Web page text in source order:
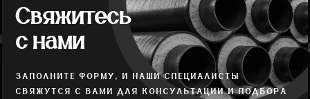
Свяжитесь
с нами
ЗАПОЛНИТЕ ФОРМУ, И НАШИ СПЕЦИАЛИСТЫ
СВЯЖУТСЯ С ВАМИ ДЛЯ КОНСУЛЬТАЦИИ И ПОДБОРА